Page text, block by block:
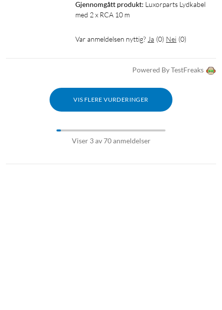
Gjennomgått produkt: Luxorparts Lydkabel
med 2 x RCA 10 m
Var anmeldelsen nyttig? Ja (0) Nei (0)
Powered By TestFreaks
VIS FLERE VURDERINGER
Viser 3 av 70 anmeldelser